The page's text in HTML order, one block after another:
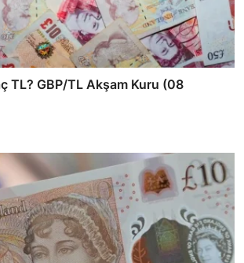
TL? GBP/TL Akşam Kuru (08